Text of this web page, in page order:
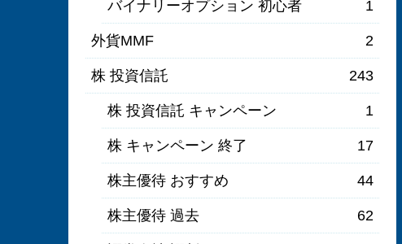
バイナリーオプション 初心者 1
外貨MMF 2
株 投資信託 243
株 投資信託 キャンペーン 1
株 キャンペーン 終了 17
株主優待 おすすめ 44
株主優待 過去 62